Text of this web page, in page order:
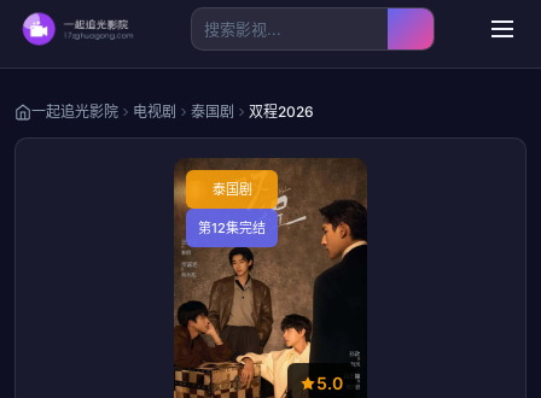
一起追光影院 电视剧 泰国剧 双程2026
泰国剧
第12集完结
5.0